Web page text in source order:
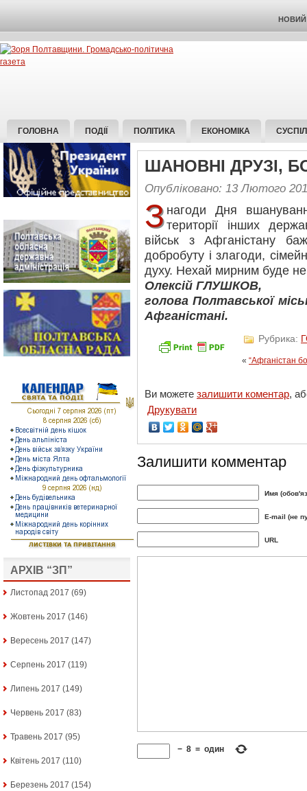
НОВИЙ
ГОЛОВНА ПОДІЇ ПОЛІТИКА ЕКОНОМІКА
АРХІВ “ЗП”
Листопад 2017 (69)
Жовтень 2017 (146)
Вересень 2017 (147)
Серпень 2017 (119)
Липень 2017 (149)
Червень 2017 (83)
Травень 2017 (95)
Квітень 2017 (110)
Березень 2017 (154)
ШАНОВНІ ДРУЗІ,
Опубліковано: 13 Лютого
З нагоди Дня
території інших
військ з Афганістану
добробуту і злагоди,
духу. Нехай мирним буде
Олексій ГЛУШКОВ,
голова Полтавської
Афганістані.
Рубрика:
« “Афганістан
Ви можете залишити коментар,
Друкувати
Залишити комментар
Имя
E-mail (не
URL
− 8 = один